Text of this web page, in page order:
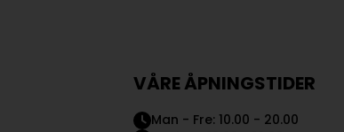
VÅRE ÅPNINGSTIDER
Man - Fre: 10.00 - 20.00